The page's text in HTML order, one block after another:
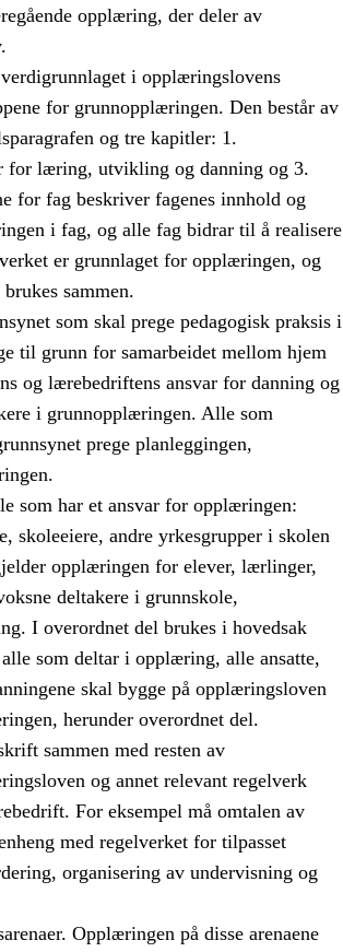
opplæring, der deler av
i opplæringslovens
for grunnopplæringen. Den består av
og tre kapitler: 1.
for læring, utvikling og danning og 3.
for fag beskriver fagenes innhold og
i fag, og alle fag bidrar til å realisere
er grunnlaget for opplæringen, og
sammen.
som skal prege pedagogisk praksis i
til grunn for samarbeidet mellom hjem
og lærebedriftens ansvar for danning og
i grunnopplæringen. Alle som
prege planleggingen,
som har et ansvar for opplæringen:
skoleeiere, andre yrkesgrupper i skolen
opplæringen for elever, lærlinger,
deltakere i grunnskole,
I overordnet del brukes i hovedsak
som deltar i opplæring, alle ansatte,
skal bygge på opplæringsloven
herunder overordnet del.
sammen med resten av
og annet relevant regelverk
For eksempel må omtalen av
med regelverket for tilpasset
organisering av undervisning og
Opplæringen på disse arenaene